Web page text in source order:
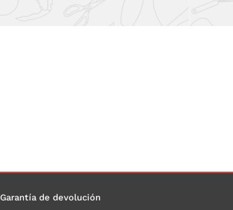
Garantía de devolución